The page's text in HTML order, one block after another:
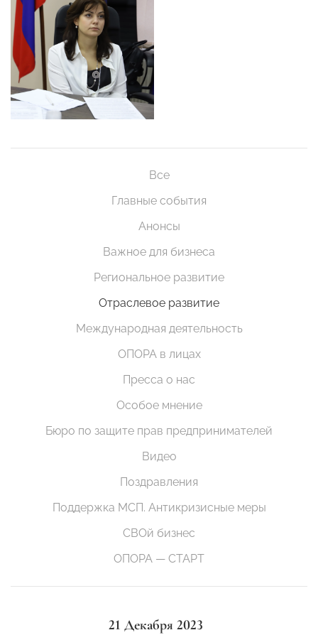
Все
Главные события
Анонсы
Важное для бизнеса
Региональное развитие
Отраслевое развитие
Международная деятельность
ОПОРА в лицах
Пресса о нас
Особое мнение
Бюро по защите прав предпринимателей
Видео
Поздравления
Поддержка МСП. Антикризисные меры
СВОй бизнес
ОПОРА — СТАРТ
21 Декабря 2023